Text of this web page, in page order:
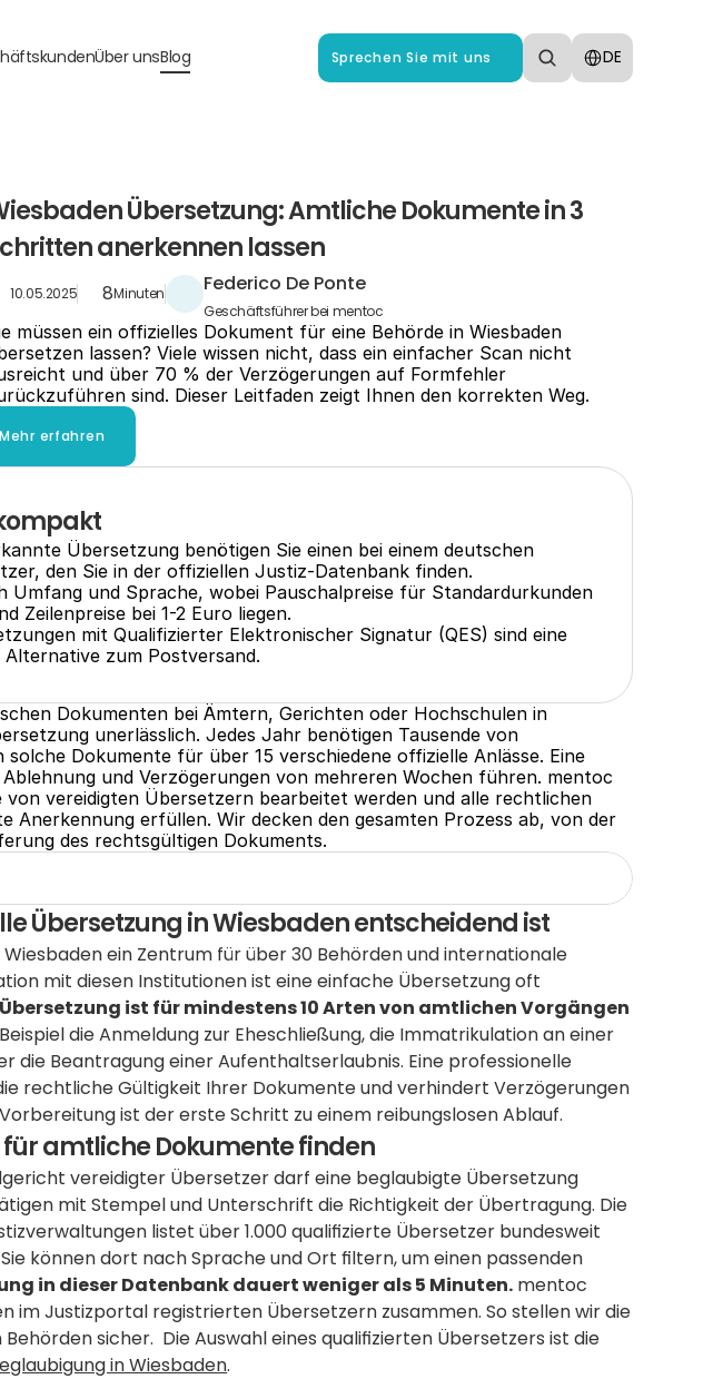
Über unsBlog Sprechen Sie mit uns
Select Language
DE
Übersetzung: Amtliche Dokumente in 3
anerkennen lassen
10.05.2025 8Minuten Federico De Ponte
Geschäftsführer bei mentoc
müssen ein offizielles Dokument für eine Behörde in Wiesbaden
lassen? Viele wissen nicht, dass ein einfacher Scan nicht
und über 70 % der Verzögerungen auf Formfehler
sind. Dieser Leitfaden zeigt Ihnen den korrekten Weg.
Mehr erfahren
Übersetzung benötigen Sie einen bei einem deutschen
den Sie in der offiziellen Justiz-Datenbank finden.
Umfang und Sprache, wobei Pauschalpreise für Standardurkunden
Zeilenpreise bei 1-2 Euro liegen.
mit Qualifizierter Elektronischer Signatur (QES) sind eine
zum Postversand.
Dokumenten bei Ämtern, Gerichten oder Hochschulen in
unerlässlich. Jedes Jahr benötigen Tausende von
Dokumente für über 15 verschiedene offizielle Anlässe. Eine
und Verzögerungen von mehreren Wochen führen. mentoc
vereidigten Übersetzern bearbeitet werden und alle rechtlichen
Anerkennung erfüllen. Wir decken den gesamten Prozess ab, von der
des rechtsgültigen Dokuments.
Übersetzung in Wiesbaden entscheidend ist
ein Zentrum für über 30 Behörden und internationale
mit diesen Institutionen ist eine einfache Übersetzung oft
ist für mindestens 10 Arten von amtlichen Vorgängen
die Anmeldung zur Eheschließung, die Immatrikulation an einer
rechtliche Gültigkeit Ihrer Dokumente und verhindert Verzögerungen
ist der erste Schritt zu einem reibungslosen Ablauf.
amtliche Dokumente finden
vereidigter Übersetzer darf eine beglaubigte Übersetzung
mit Stempel und Unterschrift die Richtigkeit der Übertragung. Die
listet über 1.000 qualifizierte Übersetzer bundesweit
können dort nach Sprache und Ort filtern, um einen passenden
in dieser Datenbank dauert weniger als 5 Minuten. mentoc
im Justizportal registrierten Übersetzern zusammen. So stellen wir die
sicher.  Die Auswahl eines qualifizierten Übersetzers ist die
in Wiesbaden.